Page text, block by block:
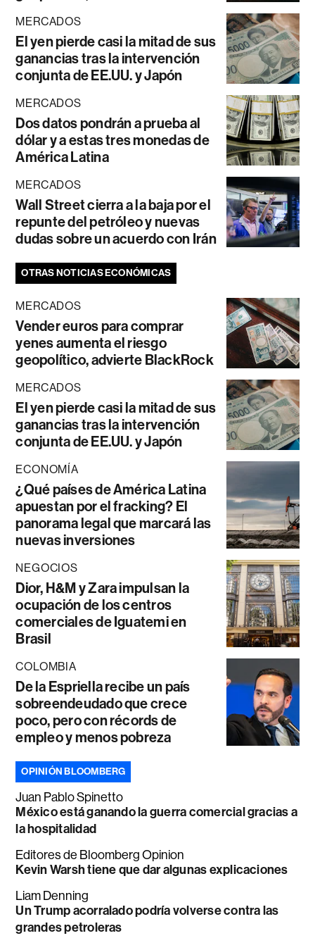
MERCADOS
El yen pierde casi la mitad de sus
ganancias tras la intervención
conjunta de EE.UU. y Japón
MERCADOS
Dos datos pondrán a prueba al
dólar y a estas tres monedas de
América Latina
MERCADOS
Wall Street cierra a la baja por el
repunte del petróleo y nuevas
dudas sobre un acuerdo con Irán
OTRAS NOTICIAS ECONÓMICAS
MERCADOS
Vender euros para comprar
yenes aumenta el riesgo
geopolítico, advierte BlackRock
MERCADOS
El yen pierde casi la mitad de sus
ganancias tras la intervención
conjunta de EE.UU. y Japón
ECONOMÍA
¿Qué países de América Latina
apuestan por el fracking? El
panorama legal que marcará las
nuevas inversiones
NEGOCIOS
Dior, H&M y Zara impulsan la
ocupación de los centros
comerciales de Iguatemi en
Brasil
COLOMBIA
De la Espriella recibe un país
sobreendeudado que crece
poco, pero con récords de
empleo y menos pobreza
OPINIÓN BLOOMBERG
Juan Pablo Spinetto
México está ganando la guerra comercial gracias a
la hospitalidad
Editores de Bloomberg Opinion
Kevin Warsh tiene que dar algunas explicaciones
Liam Denning
Un Trump acorralado podría volverse contra las
grandes petroleras